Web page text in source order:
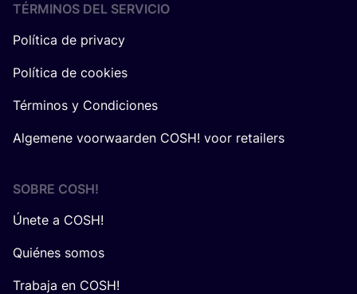
TÉRMINOS DEL SERVICIO
Política de privacy
Política de cookies
Términos y Condiciones
Algemene voorwaarden COSH! voor retailers
SOBRE COSH!
Únete a COSH!
Quiénes somos
Trabaja en COSH!